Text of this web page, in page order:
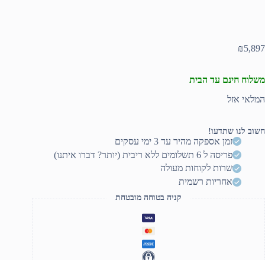
₪5,897
משלוח חינם עד הבית
המלאי אזל
חשוב לנו שתדעו!
זמן אספקה מהיר עד 3 ימי עסקים
פריסה ל 6 תשלומים ללא ריבית (יותר? דברו איתנו)
שרות לקוחות מעולה
אחריות רשמית
קניה בטוחה מובטחת